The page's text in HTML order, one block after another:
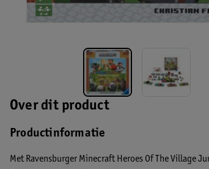
Over dit product
Productinformatie
Met Ravensburger Minecraft Heroes Of The Village